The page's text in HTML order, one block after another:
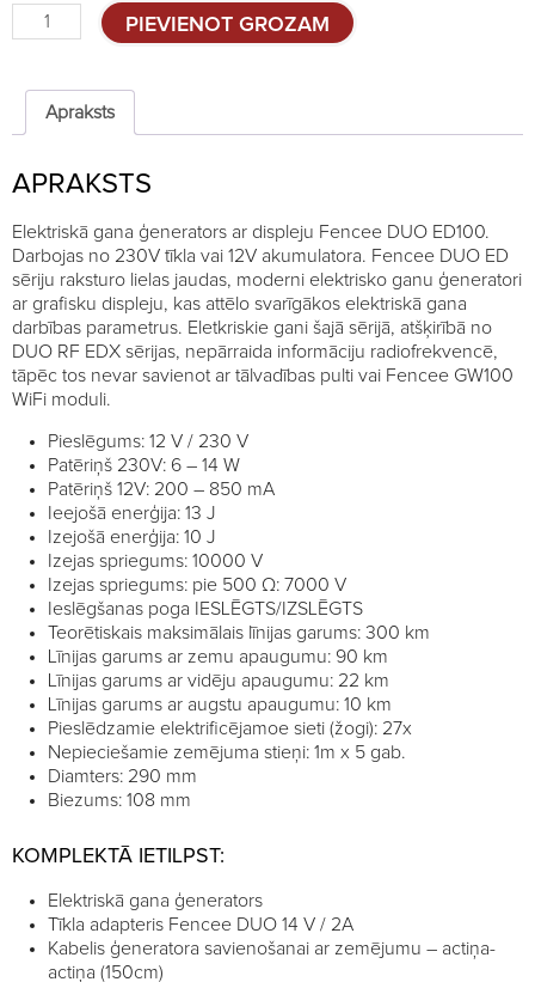
Elektriskais
gans
DUO
ED100
-
quantity
PIEVIENOT GROZAM
Apraksts
APRAKSTS
Elektriskā gana ģenerators ar displeju Fencee DUO ED100.
Darbojas no 230V tīkla vai 12V akumulatora. Fencee DUO ED
sēriju raksturo lielas jaudas, moderni elektrisko ganu ģeneratori
ar grafisku displeju, kas attēlo svarīgākos elektriskā gana
darbības parametrus. Eletkriskie gani šajā sērijā, atšķirībā no
DUO RF EDX sērijas, nepārraida informāciju radiofrekvencē,
tāpēc tos nevar savienot ar tālvadības pulti vai Fencee GW100
WiFi moduli.
Pieslēgums: 12 V / 230 V
Patēriņš 230V: 6 – 14 W
Patēriņš 12V: 200 – 850 mA
Ieejošā enerģija: 13 J
Izejošā enerģija: 10 J
Izejas spriegums: 10000 V
Izejas spriegums: pie 500 Ω: 7000 V
Ieslēgšanas poga IESLĒGTS/IZSLĒGTS
Teorētiskais maksimālais līnijas garums: 300 km
Līnijas garums ar zemu apaugumu: 90 km
Līnijas garums ar vidēju apaugumu: 22 km
Līnijas garums ar augstu apaugumu: 10 km
Pieslēdzamie elektrificējamoe sieti (žogi): 27x
Nepieciešamie zemējuma stieņi: 1m x 5 gab.
Diamters: 290 mm
Biezums: 108 mm
KOMPLEKTĀ IETILPST:
Elektriskā gana ģenerators
Tīkla adapteris Fencee DUO 14 V / 2A
Kabelis ģeneratora savienošanai ar zemējumu – actiņa-
actiņa (150cm)